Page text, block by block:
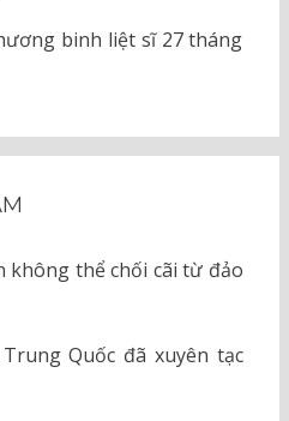
binh liệt sĩ 27 tháng
không thể chối cãi từ đảo
Quốc đã xuyên tạc